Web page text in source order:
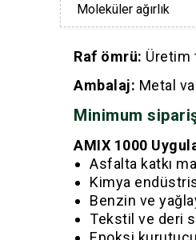
Moleküler ağırlık
AMIX 1000
Asfalta katkı
Kimya
Benzin ve
Tekstil ve deri
Minimum
Ambalaj: Metal
Raf ömrü: Üretim